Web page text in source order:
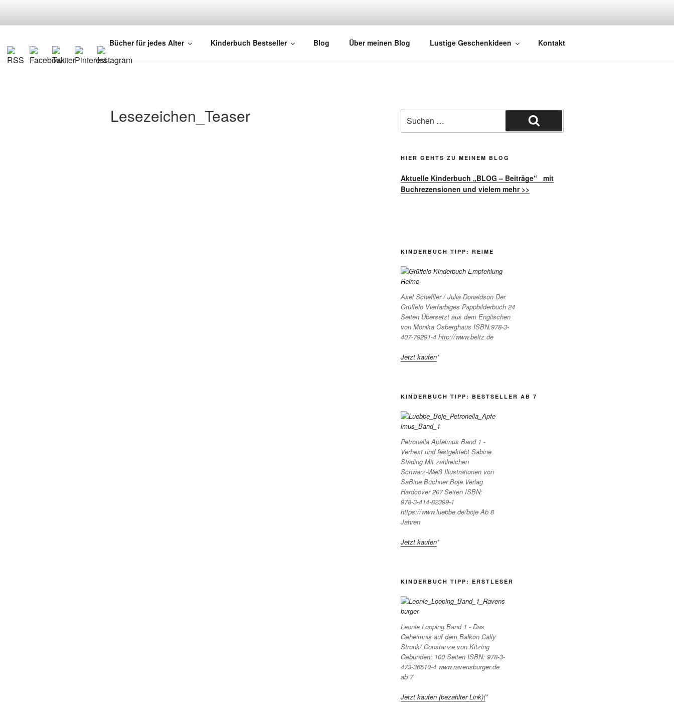
KINDERBUCH-TIPPS.NET
Empfehlungen und Tipps rund um das Thema Kinderbücher und Kinderbuchklassiker
Bücher für jedes Alter Kinderbuch Bestseller Blog Über meinen Blog Lustige Geschenkideen Kontakt
Lesezeichen_Teaser
nach:
Suchen
HIER GEHTS ZU MEINEM BLOG
Aktuelle Kinderbuch „BLOG – Beiträge“ mit
Buchrezensionen und vielem mehr >>
KINDERBUCH TIPP: REIME
Axel Scheffler / Julia Donaldson Der
Grüffelo Vierfarbiges Pappbilderbuch 24
Seiten Übersetzt aus dem Englischen
von Monika Osberghaus ISBN:978-3-
407-79291-4 http://www.beltz.de
Jetzt kaufen*
KINDERBUCH TIPP: BESTSELLER AB 7
Petronella Apfelmus Band 1 -
Verhext und festgeklebt Sabine
Städing Mit zahlreichen
Schwarz-Weiß Illustrationen von
SaBine Büchner Boje Verlag
Hardcover 207 Seiten ISBN:
978-3-414-82399-1
https://www.luebbe.de/boje Ab 8
Jahren
Jetzt kaufen*
KINDERBUCH TIPP: ERSTLESER
Leonie Looping Band 1 - Das
Geheimnis auf dem Balkon Cally
Stronk/ Constanze von Kitzing
Gebunden: 100 Seiten ISBN: 978-3-
473-36510-4 www.ravensburger.de
ab 7
Jetzt kaufen (bezahlter Link)(*